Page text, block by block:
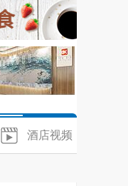
酒店视频